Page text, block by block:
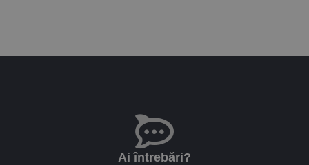
Ai întrebări?